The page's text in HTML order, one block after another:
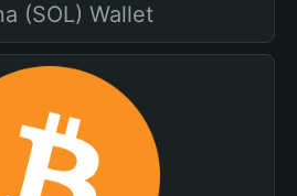
(SOL) Wallet